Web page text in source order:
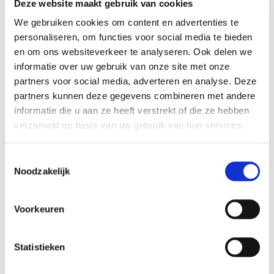
Deze website maakt gebruik van cookies
We gebruiken cookies om content en advertenties te
personaliseren, om functies voor social media te bieden
en om ons websiteverkeer te analyseren. Ook delen we
informatie over uw gebruik van onze site met onze
partners voor social media, adverteren en analyse. Deze
partners kunnen deze gegevens combineren met andere
informatie die u aan ze heeft verstrekt of die ze hebben
verzameld op basis van uw gebruik van hun services.
Noodzakelijk
Voorkeuren
Statistieken
goede hechting.
Verf dunne, effen laagjes totdat je een egaal en dekkend
resultaat ziet.
Wacht 10-15 min voordat je een nieuwe laag aanbrengt.
Laat je leren item 24 uur rusten voordat je het gebruikt.
Meng Angelus leerverf eventueel met andere Angelus kleuren.
Gebruik een finishervoor extra bescherming en een finish
Hoeveel Angelus leerverf heb ik
Voor een paar schoenen is een potje van 29,5 ml voldoende.
Voor een kleine 2-zits bank is 4 x 118 ml voldoende.